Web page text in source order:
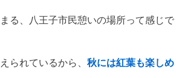
る、八王子市民憩いの場所って感じで
られているから、 秋には紅葉も楽しめ